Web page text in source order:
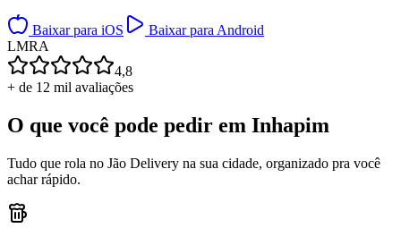
Baixar para iOS
Baixar para Android
LMRA
4,8
+ de 12 mil avaliações
O que você pode pedir em Inhapim
Tudo que rola no Jão Delivery na sua cidade, organizado pra você
achar rápido.